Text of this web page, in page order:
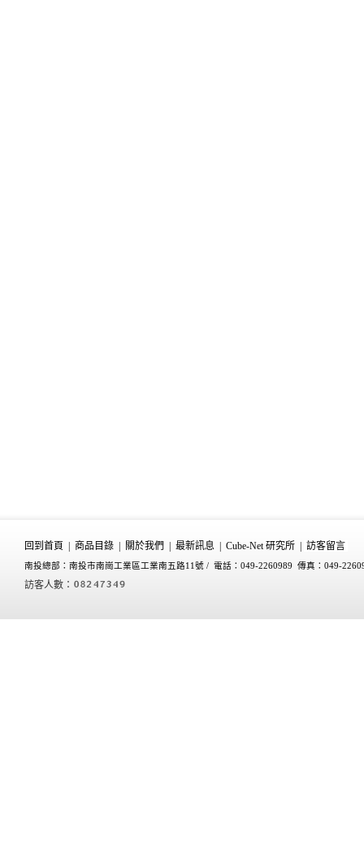
回到首頁 商品目錄 關於我們 最新訊息 Cube-Net 研究所 訪客留言
南投總部：南投市南崗工業區工業南五路11號 / 電話：049-2260989 傳真：049-
訪客人數：